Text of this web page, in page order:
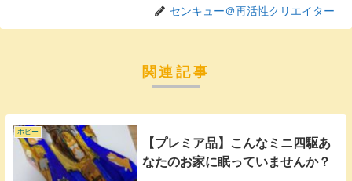
センキュー＠再活性クリエイター
関連記事
ホビー
【プレミア品】こんなミニ四駆あ
なたのお家に眠っていませんか？